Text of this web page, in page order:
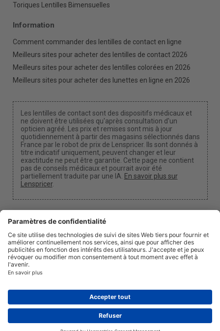
Toriques Lentilles Bimensuelles
Information
Comment commander des lentilles de contact en ligne
Meilleurs sites pour acheter des lentilles de contact 2026
Meilleurs sites pour acheter des lentilles colorées en 2026
Meilleurs sites pour acheter des lunettes en ligne en 2026
Les lentilles de contact sont des dispositifs médicaux et
ne doivent être utilisées qu'après consultation d'un
opticien agréé. Les prix et remises sont mis à jour
quotidiennement à partir des magasins sélectionnés dans
France par le robot de prix de Lenspricer. Ils sont donnés à
titre indicatif uniquement, peuvent changer et leur
exactitude ne peut être garantie. Cette page ne contient
pas de conseils médicaux et pourrait avoir été
partiellement traduite par une IA. En savoir plus sur
Lenspricer.
Paramètres des cookies
utilisez l'un de nos liens pour effectuer un achat.
À proposActualitésInformationConfidentialitéLégal
info@lenspricer.fr
DK44428156